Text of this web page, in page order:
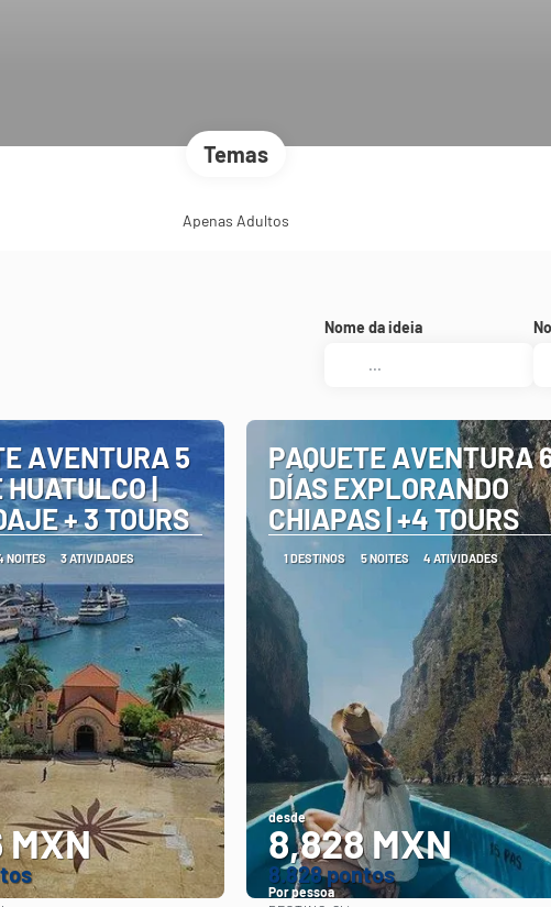
Temas
Apenas Adultos
Nome da ideia
AVENTURA 5
HUATULCO |
+ 3 TOURS
NOITES 3 ATIVIDADES
PAQUETE AVENTURA
DÍAS EXPLORANDO
CHIAPAS | +4 TOURS
1 DESTINOS 5 NOITES 4 ATIVIDADES
desde
8,828 MXN
8.828 pontos
Por pessoa